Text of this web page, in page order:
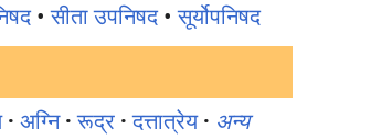
•सीता उपनिषद•सूर्योपनिषद
· अग्नि · रूद्र · दत्तात्रेय · अन्य